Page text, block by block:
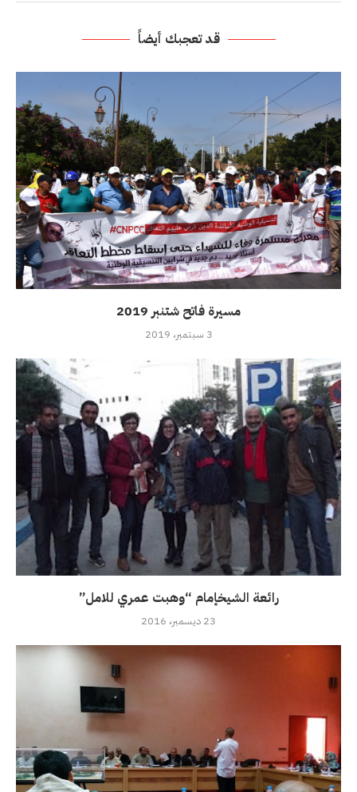
قد تعجبك أيضاً
مسيرة فاتح شتنبر 2019
3 سبتمبر، 2019
رائعة الشيخإمام “وهبت عمري للامل”
23 ديسمبر، 2016